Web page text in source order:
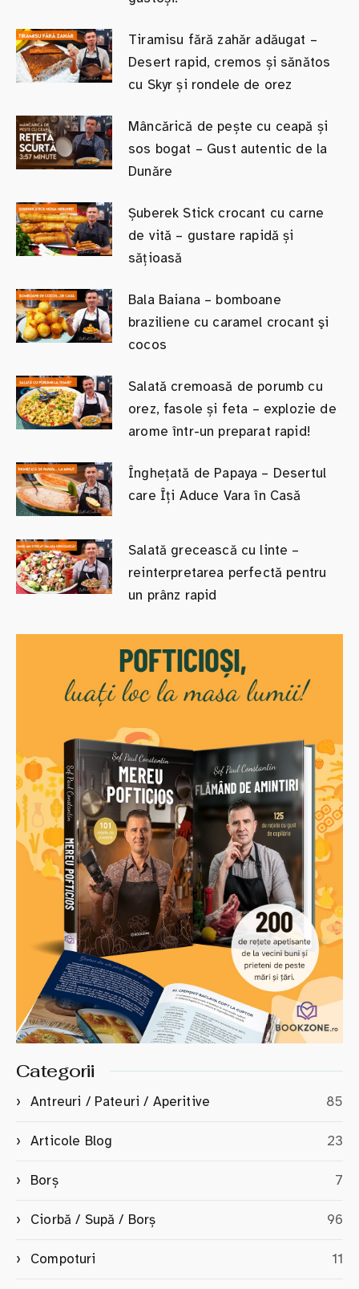
Tiramisu fără zahăr adăugat –
Desert rapid, cremos și sănătos
cu Skyr și rondele de orez
Mâncărică de pește cu ceapă și
sos bogat – Gust autentic de la
Dunăre
Șuberek Stick crocant cu carne
de vită – gustare rapidă și
sățioasă
Bala Baiana – bomboane
braziliene cu caramel crocant şi
cocos
Salată cremoasă de porumb cu
orez, fasole și feta – explozie de
arome într-un preparat rapid!
Înghețată de Papaya – Desertul
care Îți Aduce Vara în Casă
Salată grecească cu linte –
reinterpretarea perfectă pentru
un prânz rapid
Categorii
Antreuri / Pateuri / Aperitive 85
Articole Blog 23
Borș 7
Ciorbă / Supă / Borș 96
Compoturi 11